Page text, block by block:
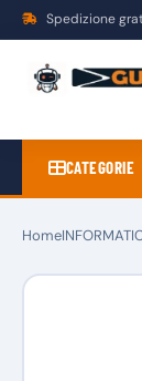
Spedizione
CATEGORIE
Home